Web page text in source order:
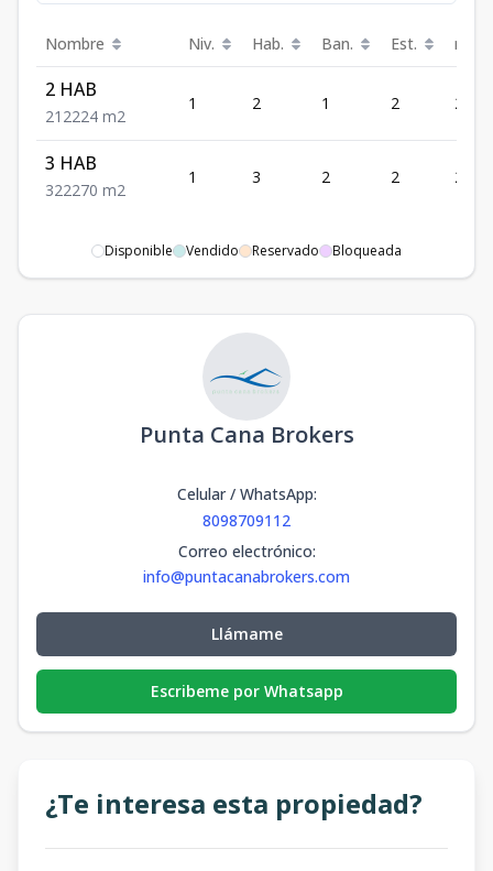
Nombre Niv. Hab. Ban. Est. m²
2 HAB
21 2224 m2
1 2 1 2 224
3 HAB
322270 m2
1 3 2 2 270
Disponible Vendido Reservado Bloqueada
Punta Cana Brokers
Celular / WhatsApp:
8098709112
Correo electrónico:
info@puntacanabrokers.com
Llámame
Escribeme por Whatsapp
¿Te interesa esta propiedad?